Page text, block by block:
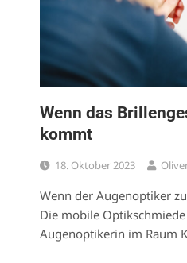
Wenn das
kommt
18. Oktober 2023
Wenn der Augenoptiker
Die mobile
Augenoptikerin im Raum